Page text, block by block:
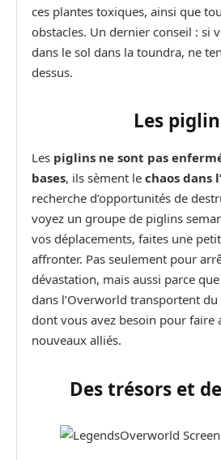
ces plantes toxiques, ainsi que
obstacles. Un dernier conseil : si
dans le sol dans la toundra, ne
dessus.
Les
Les piglins ne sont pas
bases, ils sèment le chaos dans
recherche d’opportunités de
voyez un groupe de piglins
vos déplacements, faites une
affronter. Pas seulement pour
dévastation, mais aussi parce
dans l’Overworld transportent
dont vous avez besoin pour faire
nouveaux alliés.
Des trésors et